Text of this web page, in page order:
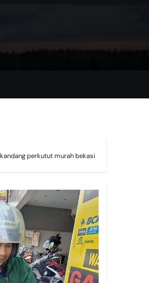
kandang perkutut murah bekasi